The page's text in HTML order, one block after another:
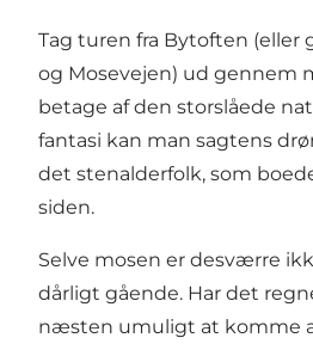
Tag turen fra Bytoften (eller
og Mosevejen) ud gennem
betage af den storslåede
fantasi kan man sagtens
det stenalderfolk, som
siden.
Selve mosen er desværre
dårligt gående. Har det
næsten umuligt at komme